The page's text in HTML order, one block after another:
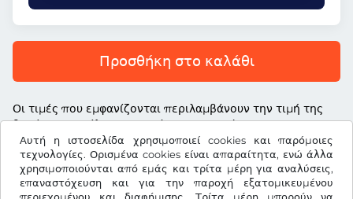
Αυτή η ιστοσελίδα χρησιμοποιεί cookies και παρόμοιες
τεχνολογίες. Ορισμένα cookies είναι απαραίτητα, ενώ άλλα
χρησιμοποιούνται από εμάς και τρίτα μέρη για αναλύσεις,
επαναστόχευση και για την παροχή εξατομικευμένου
Προσθήκη στο καλάθι
Οι τιμές που εμφανίζονται περιλαμβάνουν την τιμή της
βινιέτας, το τέλος υπηρεσίας και τον νόμιμο ΦΠΑ